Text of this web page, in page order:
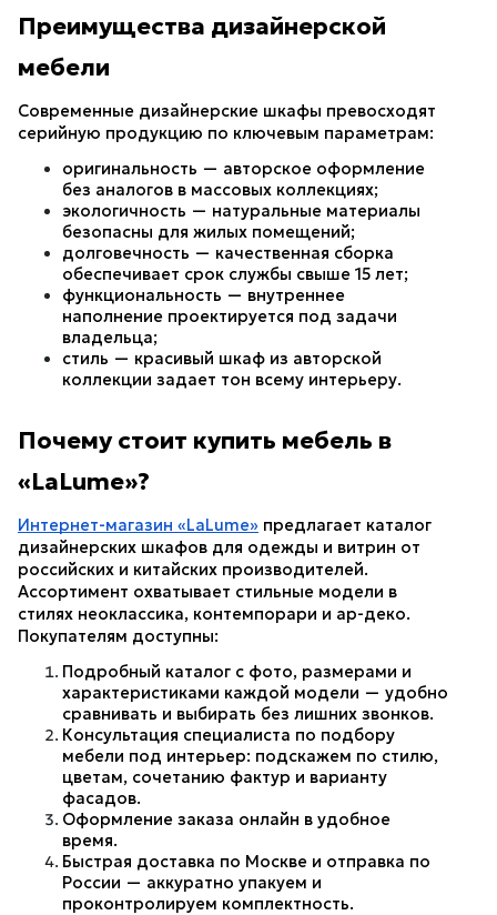
Преимущества дизайнерской
мебели
Современные дизайнерские шкафы превосходят
серийную продукцию по ключевым параметрам:
оригинальность — авторское оформление
без аналогов в массовых коллекциях;
экологичность — натуральные материалы
безопасны для жилых помещений;
долговечность — качественная сборка
обеспечивает срок службы свыше 15 лет;
функциональность — внутреннее
наполнение проектируется под задачи
владельца;
стиль — красивый шкаф из авторской
коллекции задает тон всему интерьеру.
Почему стоит купить мебель в
«LaLume»?
Интернет-магазин «LaLume» предлагает каталог
дизайнерских шкафов для одежды и витрин от
российских и китайских производителей.
Ассортимент охватывает стильные модели в
стилях неоклассика, контемпорари и ар-деко.
Покупателям доступны:
Подробный каталог с фото, размерами и
характеристиками каждой модели — удобно
сравнивать и выбирать без лишних звонков.
Консультация специалиста по подбору
мебели под интерьер: подскажем по стилю,
цветам, сочетанию фактур и варианту
фасадов.
Оформление заказа онлайн в удобное
время.
Быстрая доставка по Москве и отправка по
России — аккуратно упакуем и
проконтролируем комплектность.